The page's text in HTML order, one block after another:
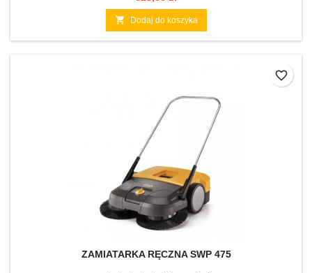
 Dodaj do koszyka
ZAMIATARKA RĘCZNA SWP 475
favorite_border